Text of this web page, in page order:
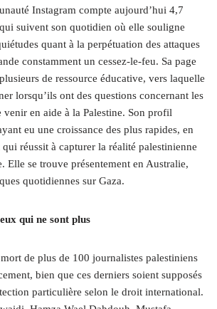
Instagram compte aujourd’hui 4,7
suivent son quotidien où elle souligne
quant à la perpétuation des attaques
constamment un cessez-le-feu. Sa page
de ressource éducative, vers laquelle
lorsqu’ils ont des questions concernant les
venir en aide à la Palestine. Son profil
eu une croissance des plus rapides, en
réussit à capturer la réalité palestinienne
Elle se trouve présentement en Australie,
quotidiennes sur Gaza.
qui ne sont plus
de plus de 100 journalistes palestiniens
bien que ces derniers soient supposés
particulière selon le droit international.